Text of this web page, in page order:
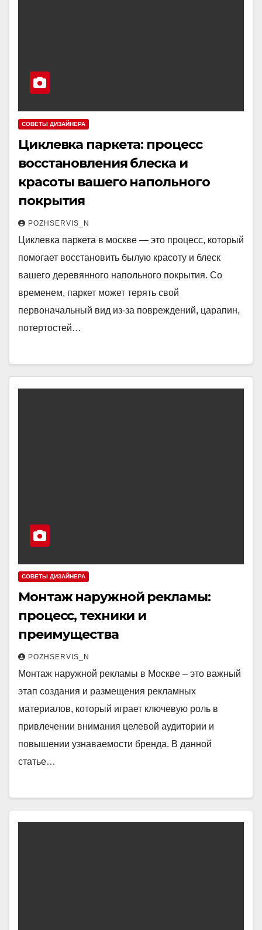
СОВЕТЫ ДИЗАЙНЕРА
Циклевка паркета: процесс
восстановления блеска и
красоты вашего напольного
покрытия
POZHSERVIS_N
Циклевка паркета в москве — это процесс, который
помогает восстановить былую красоту и блеск
вашего деревянного напольного покрытия. Со
временем, паркет может терять свой
первоначальный вид из-за повреждений, царапин,
потертостей…
СОВЕТЫ ДИЗАЙНЕРА
Монтаж наружной рекламы:
процесс, техники и
преимущества
POZHSERVIS_N
Монтаж наружной рекламы в Москве – это важный
этап создания и размещения рекламных
материалов, который играет ключевую роль в
привлечении внимания целевой аудитории и
повышении узнаваемости бренда. В данной
статье…